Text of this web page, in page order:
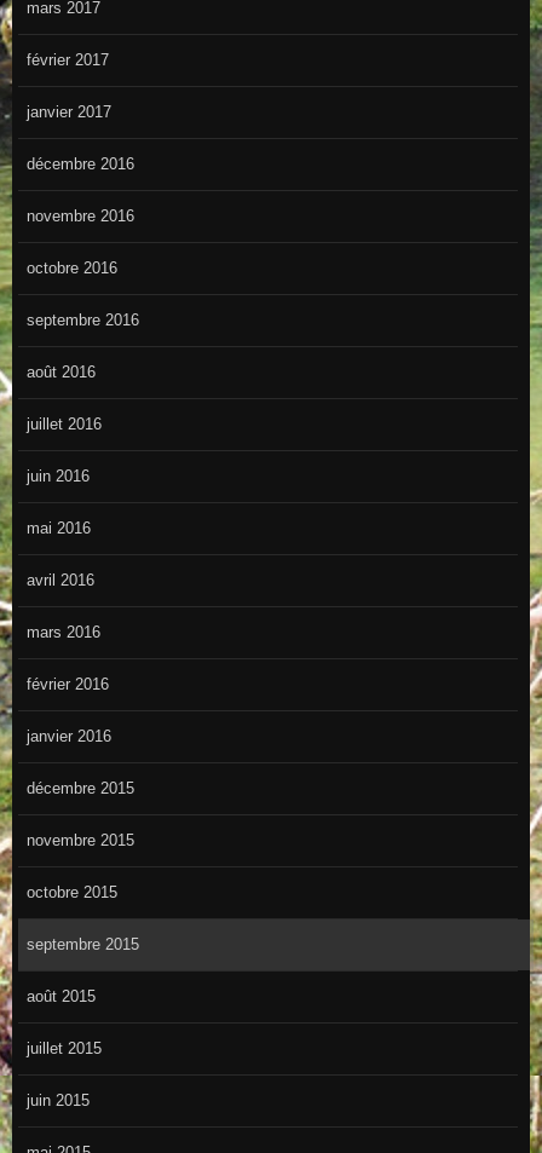
mars 2017
février 2017
janvier 2017
décembre 2016
novembre 2016
octobre 2016
septembre 2016
août 2016
juillet 2016
juin 2016
mai 2016
avril 2016
mars 2016
février 2016
janvier 2016
décembre 2015
novembre 2015
octobre 2015
septembre 2015
août 2015
juillet 2015
juin 2015